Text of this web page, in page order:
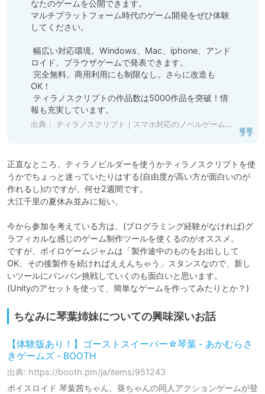
なたのゲームを公開できます。
マルチプラットフォーム時代のゲーム開発をぜひ体験
してください。
ロイド、ブラウザゲームで発表できます。
OK！
報も充実しています。
出典： ティラノスクリプト｜スマホ対応のノベルゲームエンジン、アプリ化にも対応。無料。
正直なところ、ティラノビルダーを使うかティラノスクリプトを使
うかでちょっと迷っていたりはする(自由度が高い方が面白いのが
作れるし)のですが、何せ2週間です。
大江千里の夏休み並みに短い。
今から参加を考えている方は、(プログラミング経験がなければ)グ
ラフィカルな感じのゲーム制作ツールを使くるのがオススメ。
ですが、ボイロゲームジャムは「製作途中のものをお出しして
OK、その後製作を続ければええんちゃう」スタンスなので、新し
いツールにバンバン挑戦していくのも面白いと思います。
ちなみに琴葉姉妹についての興味深いお話
【体験版あり！】ゴーストスイーパー☆琴葉 - あかむらさ
きゲームズ - BOOTH
出典: https://booth.pm/ja/items/951243
ボイスロイド 琴葉茜ちゃん、葵ちゃんの同人アクションゲームが登